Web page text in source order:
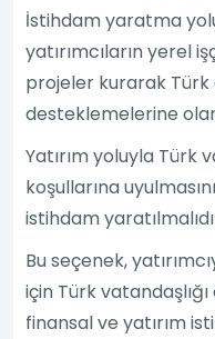
İstihdam yaratma
yatırımcıların yerel
projeler kurarak
desteklemelerine
Yatırım yoluyla Türk
koşullarına
istihdam
Bu seçenek,
için Türk
finansal ve yatırım